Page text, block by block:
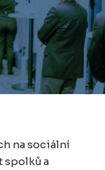
na sociální
spolků a